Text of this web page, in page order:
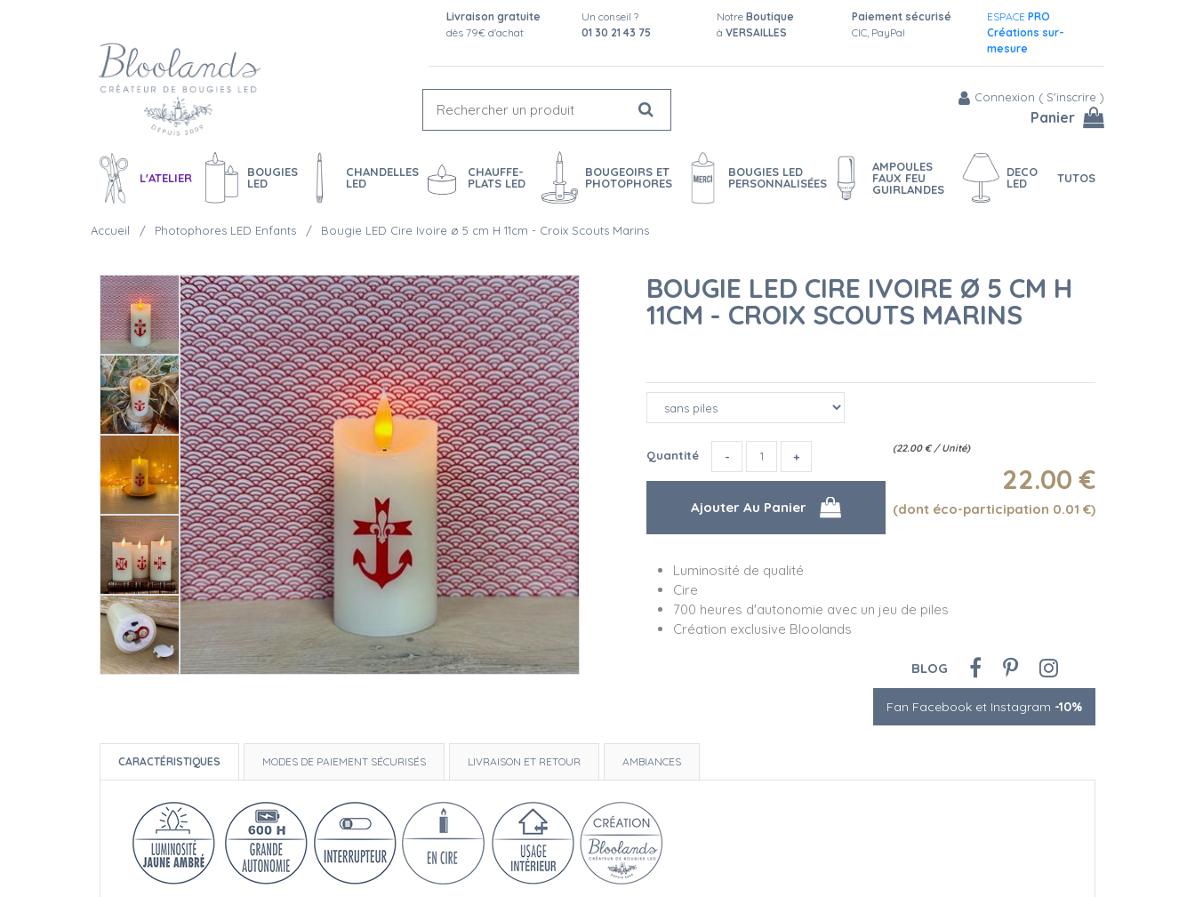
Livraison gratuite
dès 79€ d'achat
Un conseil ?
01 30 21 43 75
Notre Boutique
à VERSAILLES
Paiement sécurisé
CIC, PayPal
ESPACE PRO
Créations sur-
mesure
Connexion ( S'inscrire )
Panier
L'ATELIER
BOUGIES
LED
CHANDELLES
LED
CHAUFFE-
PLATS LED
BOUGEOIRS ET
PHOTOPHORES
BOUGIES LED
PERSONNALISÉES
AMPOULES
FAUX FEU
GUIRLANDES
DECO
LED
TUTOS
Accueil Photophores LED Enfants Bougie LED Cire Ivoire ø 5 cm H 11cm - Croix Scouts Marins
BOUGIE LED CIRE IVOIRE Ø 5 CM H
11CM - CROIX SCOUTS MARINS
(22.00 € / Unité)
22.00 €
(dont éco-participation 0.01 €)
Quantité
Luminosité de qualité
Cire
700 heures d'autonomie avec un jeu de piles
Création exclusive Bloolands
BLOG
Fan Facebook et Instagram -10%
CARACTÉRISTIQUES MODES DE PAIEMENT SÉCURISÉS LIVRAISON ET RETOUR AMBIANCES